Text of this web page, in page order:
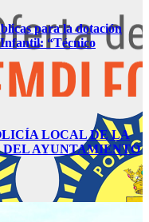
para la dotación
“Técnico
LOCAL DE LA
AYUNTAMIENTO